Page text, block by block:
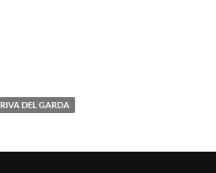
RIVA DEL GARDA